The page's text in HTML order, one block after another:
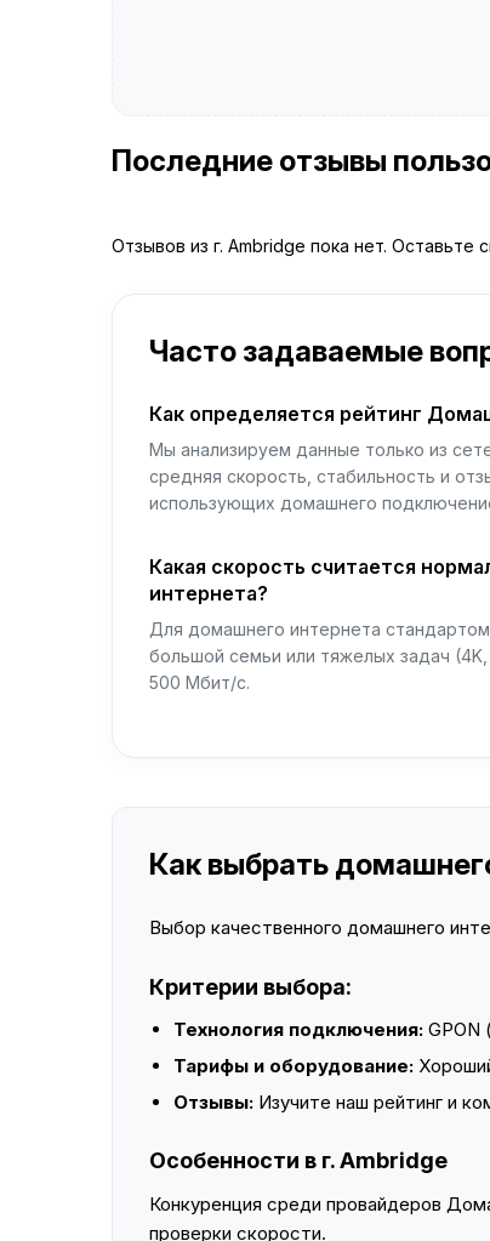
Последние отзывы
Отзывов из г. Ambridge пока нет. Оставьте
Часто задаваемые
Как определяется рейтинг
Мы анализируем данные только из
средняя скорость, стабильность и
использующих домашнего
Какая скорость считается
интернета?
Для домашнего интернета
большой семьи или тяжелых задач
500 Мбит/с.
Как выбрать
Выбор качественного домашнего
Критерии выбора:
Технология подключения: GPON
Тарифы и оборудование:
Отзывы: Изучите наш рейтинг и
Особенности в г. Ambridge
Конкуренция среди провайдеров
проверки скорости.